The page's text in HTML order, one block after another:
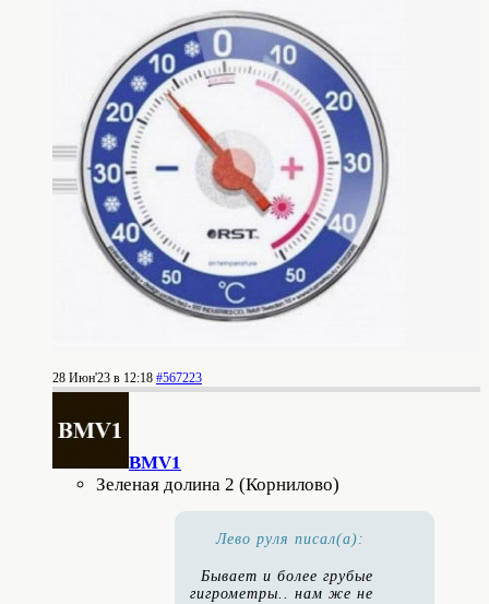
28 Июн'23 в 12:18 #567223
BMV1
Зеленая долина 2 (Корнилово)
Лево руля писал(а):
Бывает и более грубые
гигрометры.. нам же не